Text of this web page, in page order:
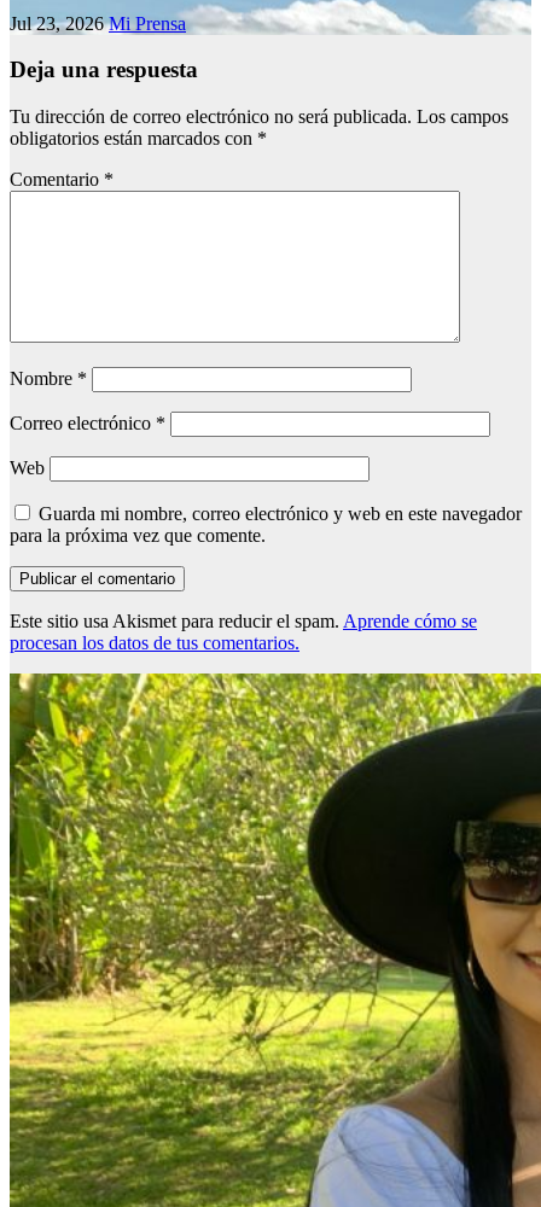
Jul 23, 2026Mi Prensa
Deja una respuesta
Tu dirección de correo electrónico no será publicada. Los campos
obligatorios están marcados con *
Comentario *
Nombre *
Correo electrónico *
Web
Guarda mi nombre, correo electrónico y web en este navegador
para la próxima vez que comente.
Este sitio usa Akismet para reducir el spam. Aprende cómo se
procesan los datos de tus comentarios.